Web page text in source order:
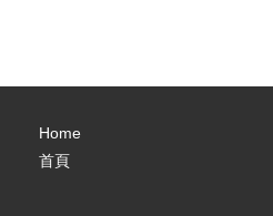
Home
首頁